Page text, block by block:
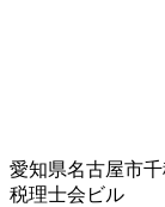
愛知県名古屋市
税理士会ビル